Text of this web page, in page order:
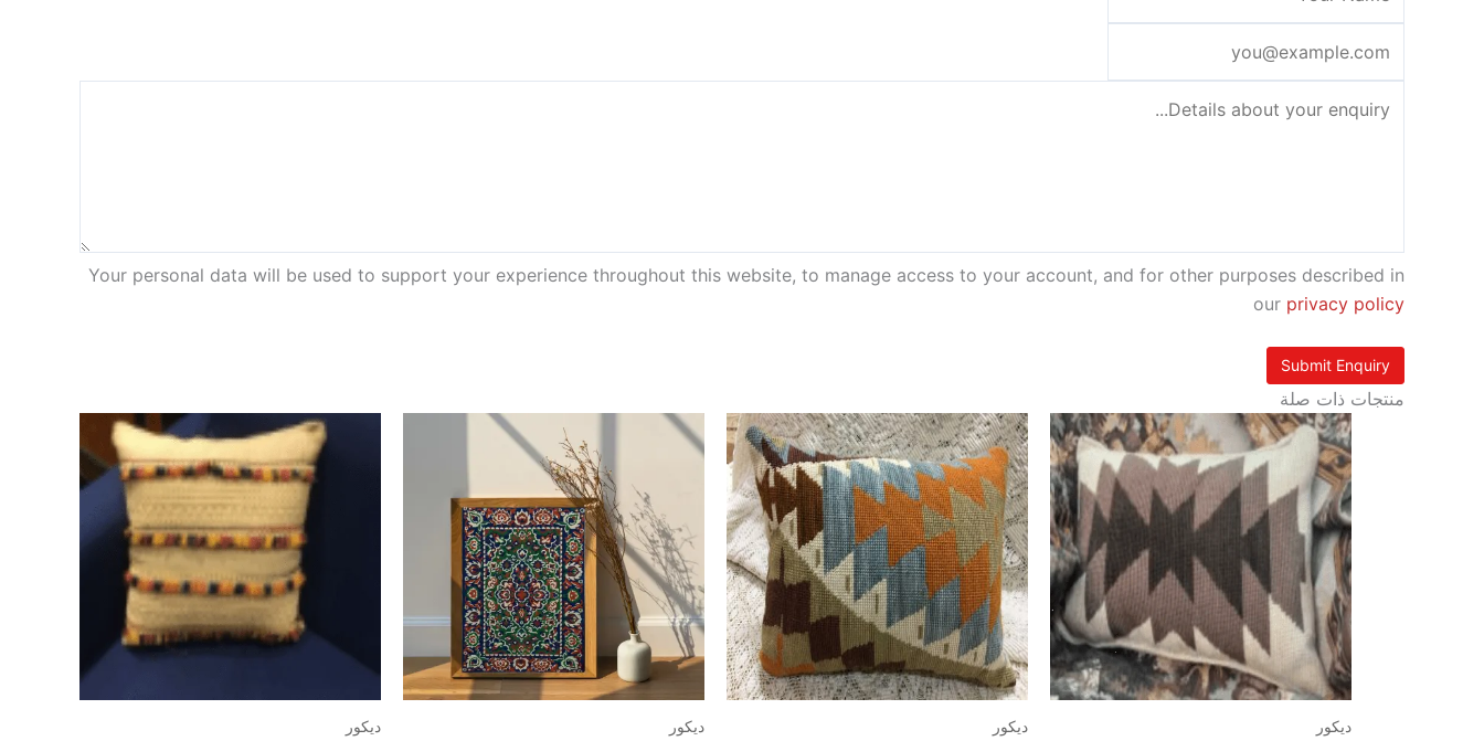
Your personal data will be used to support your experience throughout this website, to manage access to your account, and for other purposes described in
our privacy policy
منتجات ذات صلة
ديكور ديكور ديكور ديكور